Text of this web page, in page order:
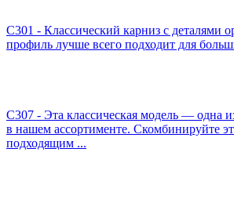
C301 - Классический карниз с деталями
профиль лучше всего подходит для
C307 - Эта классическая модель — одна
в нашем ассортименте. Скомбинируйте
подходящим ...